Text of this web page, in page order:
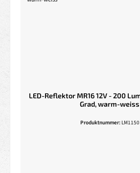
LED-Reflektor MR16 12V - 200 Lumen, 2,8Watt, 30
Grad, warm-weiss
Produktnummer: LM1150